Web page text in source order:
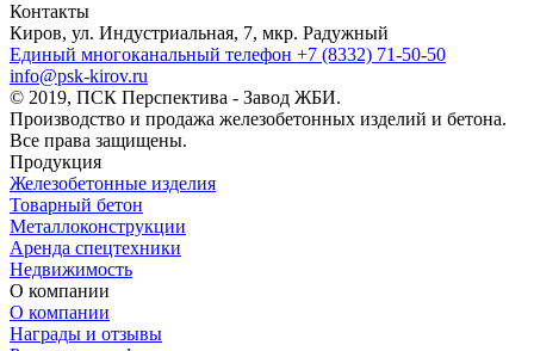
Контакты
Киров, ул. Индустриальная, 7, мкр. Радужный
Единый многоканальный телефон +7 (8332) 71-50-50
info@psk-kirov.ru
© 2019, ПСК Перспектива - Завод ЖБИ.
Производство и продажа железобетонных изделий и бетона.
Все права защищены.
Продукция
Железобетонные изделия
Товарный бетон
Металлоконструкции
Аренда спецтехники
Недвижимость
О компании
О компании
Награды и отзывы